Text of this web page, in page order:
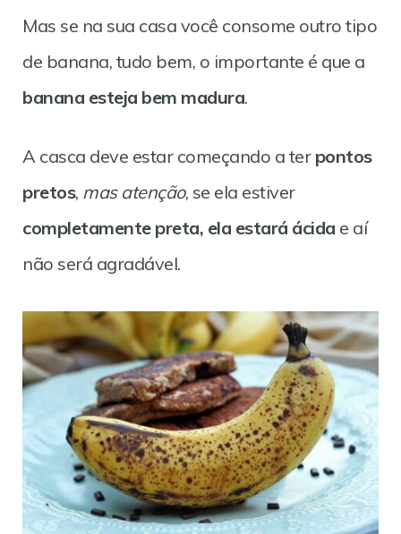
Mas se na sua casa você consome outro tipo
de banana, tudo bem, o importante é que a
banana esteja bem madura.
A casca deve estar começando a terpontos
pretos, mas atenção, se ela estiver
completamente preta, ela estará ácida e aí
não será agradável.